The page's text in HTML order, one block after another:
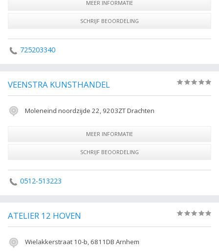
MEER INFORMATIE
SCHRIJF BEOORDELING
725203340
VEENSTRA KUNSTHANDEL
Moleneind noordzijde 22, 9203ZT Drachten
MEER INFORMATIE
SCHRIJF BEOORDELING
0512-513223
ATELIER 12 HOVEN
Wielakkerstraat 10-b, 6811DB Arnhem